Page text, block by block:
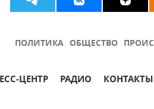
ПОЛИТИКА ОБЩЕСТВО
ЦЕНТР РАДИО КОНТАКТЫ